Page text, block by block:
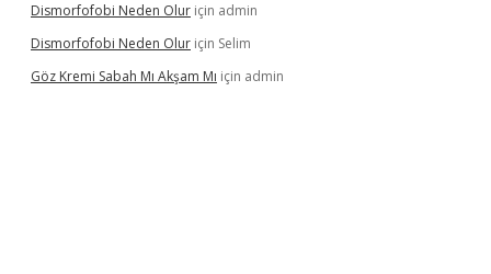
Dismorfofobi Neden Olur için admin
Dismorfofobi Neden Olur için Selim
Göz Kremi Sabah Mı Akşam Mı için admin